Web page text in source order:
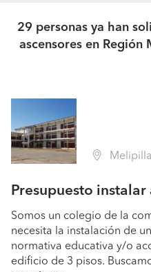
29 personas ya han
ascensores en
Melipilla
Presupuesto instalar
Somos un colegio de la
necesita la instalación de
normativa educativa y/o
edificio de 3 pisos.